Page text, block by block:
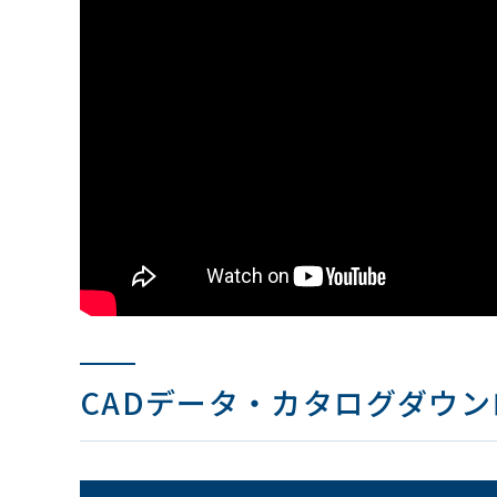
CADデータ・カタログダウ